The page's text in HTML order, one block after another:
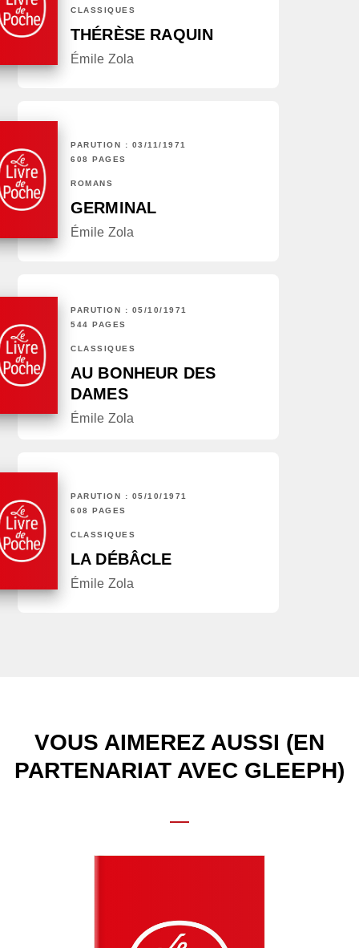
CLASSIQUES
THÉRÈSE RAQUIN
Émile Zola
PARUTION : 03/11/1971
608 PAGES
ROMANS
GERMINAL
Émile Zola
PARUTION : 05/10/1971
544 PAGES
CLASSIQUES
AU BONHEUR DES
DAMES
Émile Zola
PARUTION : 05/10/1971
608 PAGES
CLASSIQUES
LA DÉBÂCLE
Émile Zola
VOUS AIMEREZ AUSSI (EN
PARTENARIAT AVEC GLEEPH)